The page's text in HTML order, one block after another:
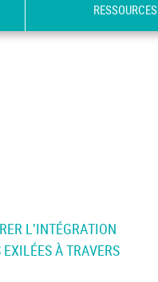
RESSOURCES
L’INTÉGRATION
À TRAVERS